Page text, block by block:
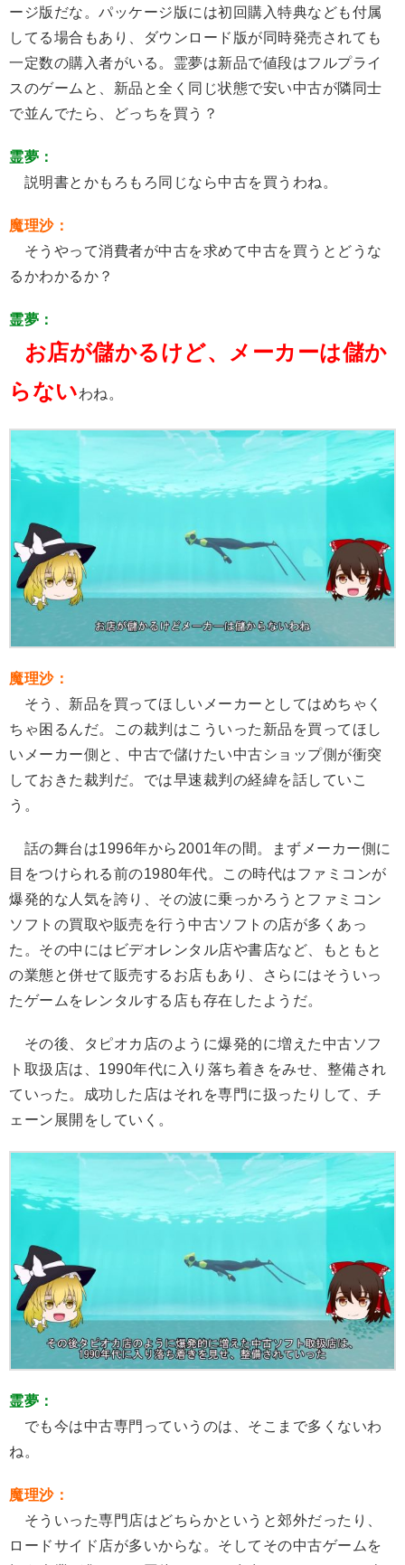
ージ版だな。パッケージ版には初回購入特典なども付属
してる場合もあり、ダウンロード版が同時発売されても
一定数の購入者がいる。霊夢は新品で値段はフルプライ
スのゲームと、新品と全く同じ状態で安い中古が隣同士
で並んでたら、どっちを買う？
霊夢：
説明書とかもろもろ同じなら中古を買うわね。
魔理沙：
そうやって消費者が中古を求めて中古を買うとどうな
るかわかるか？
霊夢：
お店が儲かるけど、メーカーは儲か
らないわね。
魔理沙：
そう、新品を買ってほしいメーカーとしてはめちゃく
ちゃ困るんだ。この裁判はこういった新品を買ってほし
いメーカー側と、中古で儲けたい中古ショップ側が衝突
しておきた裁判だ。では早速裁判の経緯を話していこ
う。
話の舞台は1996年から2001年の間。まずメーカー側に
目をつけられる前の1980年代。この時代はファミコンが
爆発的な人気を誇り、その波に乗っかろうとファミコン
ソフトの買取や販売を行う中古ソフトの店が多くあっ
た。その中にはビデオレンタル店や書店など、もともと
の業態と併せて販売するお店もあり、さらにはそういっ
たゲームをレンタルする店も存在したようだ。
その後、タピオカ店のように爆発的に増えた中古ソフ
ト取扱店は、1990年代に入り落ち着きをみせ、整備され
ていった。成功した店はそれを専門に扱ったりして、チ
ェーン展開をしていく。
霊夢：
でも今は中古専門っていうのは、そこまで多くないわ
ね。
魔理沙：
そういった専門店はどちらかというと郊外だったり、
ロードサイド店が多いからな。そしてその中古ゲームを